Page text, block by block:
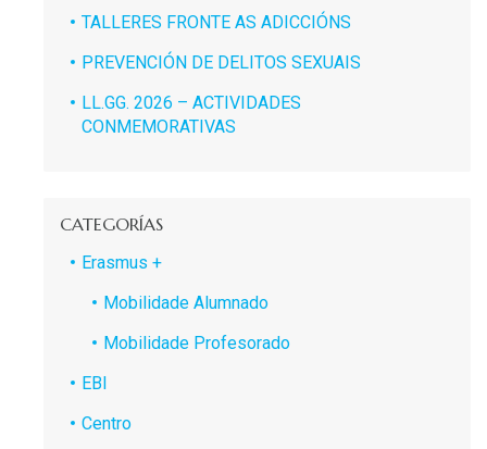
TALLERES FRONTE AS ADICCIÓNS
PREVENCIÓN DE DELITOS SEXUAIS
LL.GG. 2026 – ACTIVIDADES
CONMEMORATIVAS
CATEGORÍAS
Erasmus +
Mobilidade Alumnado
Mobilidade Profesorado
EBI
Centro